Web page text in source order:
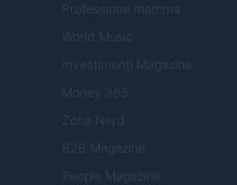
Professione mamma
World Music
Investimenti Magazine
Money 365
Zona Nerd
B2B Magazine
People Magazine